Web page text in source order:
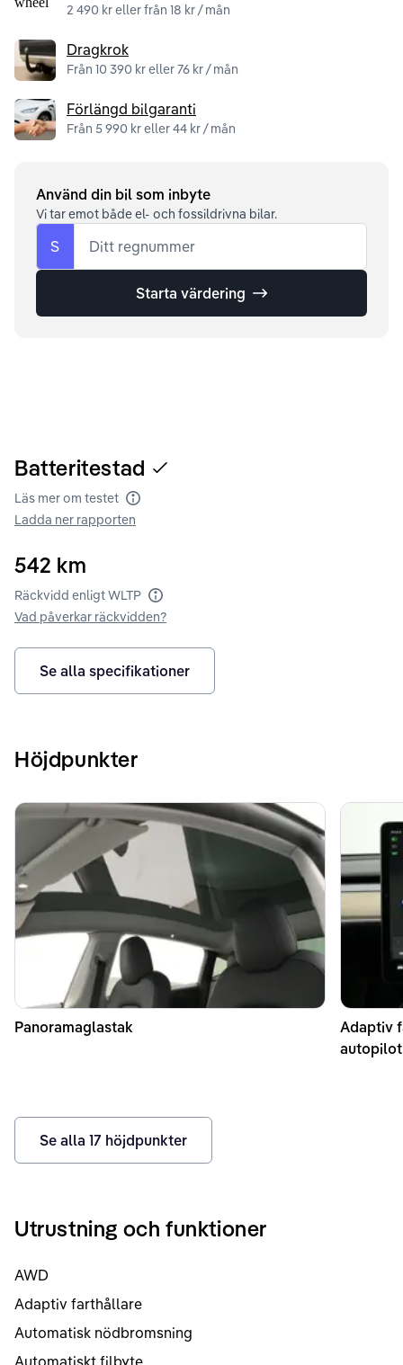
2 490 kr eller från 18 kr / mån
Dragkrok
Från 10 390 kr eller 76 kr / mån
Förlängd bilgaranti
Från 5 990 kr eller 44 kr / mån
Använd din bil som inbyte
Vi tar emot både el- och fossildrivna bilar.
S Ditt regnummer
Starta värdering
Batteritestad
Läs mer om testet Batteritest
Ladda ner rapporten
542 km
Räckvidd enligt WLTP Räckvidd enligt WLTP
Vad påverkar räckvidden?
Se alla specifikationer
Höjdpunkter
Panoramaglastak
Adaptiv
autopilot
Se alla 17 höjdpunkter
Utrustning och funktioner
AWD
Adaptiv farthållare
Automatisk nödbromsning